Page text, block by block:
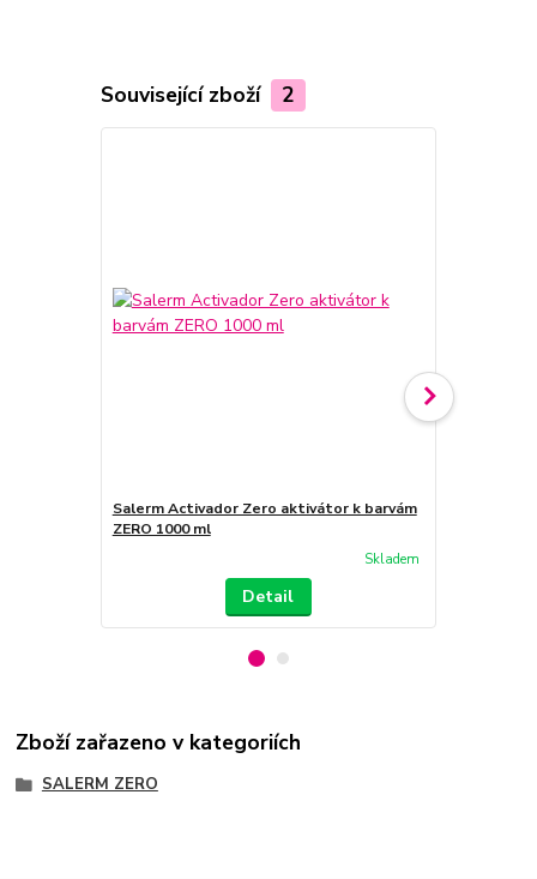
Související zboží 2
Salerm Activador Zero aktivátor k barvám
ZERO 1000 ml
Skladem
Detail
Zboží zařazeno v kategoriích
SALERM ZERO